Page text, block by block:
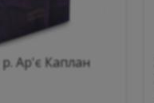
Ар'є Каплан